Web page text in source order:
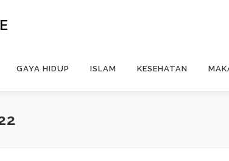
GAYA HIDUP ISLAM KESEHATAN